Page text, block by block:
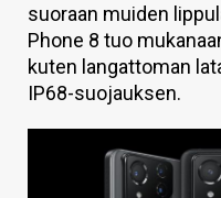
KAUPPA
VAIHDA TEEMA
suoraan muiden
Phone 8 tuo
kuten langattoman
IP68-suojauksen.